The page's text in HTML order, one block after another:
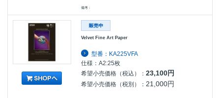
備考：
Velvet Fine Art Paper
型番：KA225VFA
仕様：A2:25枚
希望小売価格（税込）： 23,100円
希望小売価格（税別）： 21,000円